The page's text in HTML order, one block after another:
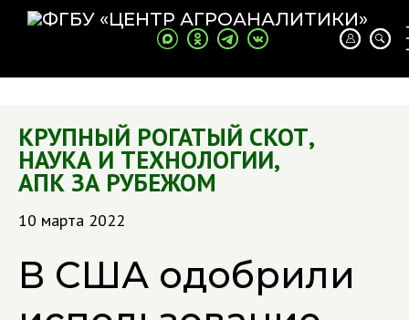
КРУПНЫЙ РОГАТЫЙ СКОТ,
НАУКА И ТЕХНОЛОГИИ,
АПК ЗА РУБЕЖОМ
10 марта 2022
В США одобрили